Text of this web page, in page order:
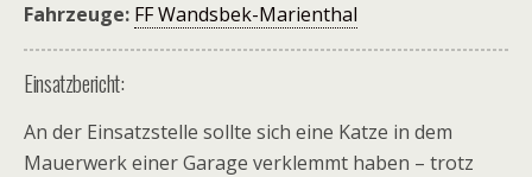
Fahrzeuge: FF Wandsbek-Marienthal
Einsatzbericht:
An der Einsatzstelle sollte sich eine Katze in dem
Mauerwerk einer Garage verklemmt haben – trotz